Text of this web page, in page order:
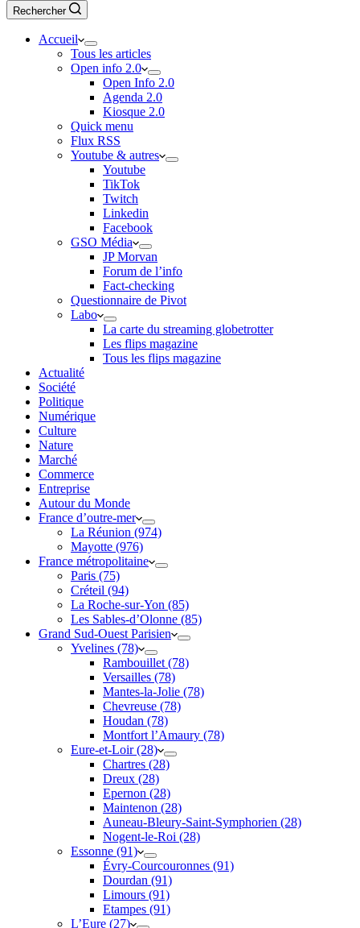
Rechercher
Accueil
Tous les articles
Open info 2.0
Open Info 2.0
Agenda 2.0
Kiosque 2.0
Quick menu
Flux RSS
Youtube & autres
Youtube
TikTok
Twitch
Linkedin
Facebook
GSO Média
JP Morvan
Forum de l’info
Fact-checking
Questionnaire de Pivot
Labo
La carte du streaming globetrotter
Les flips magazine
Tous les flips magazine
Actualité
Société
Politique
Numérique
Culture
Nature
Marché
Commerce
Entreprise
Autour du Monde
France d’outre-mer
La Réunion (974)
Mayotte (976)
France métropolitaine
Paris (75)
Créteil (94)
La Roche-sur-Yon (85)
Les Sables-d’Olonne (85)
Grand Sud-Ouest Parisien
Yvelines (78)
Rambouillet (78)
Versailles (78)
Mantes-la-Jolie (78)
Chevreuse (78)
Houdan (78)
Montfort l’Amaury (78)
Eure-et-Loir (28)
Chartres (28)
Dreux (28)
Epernon (28)
Maintenon (28)
Auneau-Bleury-Saint-Symphorien (28)
Nogent-le-Roi (28)
Essonne (91)
Évry-Courcouronnes (91)
Dourdan (91)
Limours (91)
Etampes (91)
L’Eure (27)